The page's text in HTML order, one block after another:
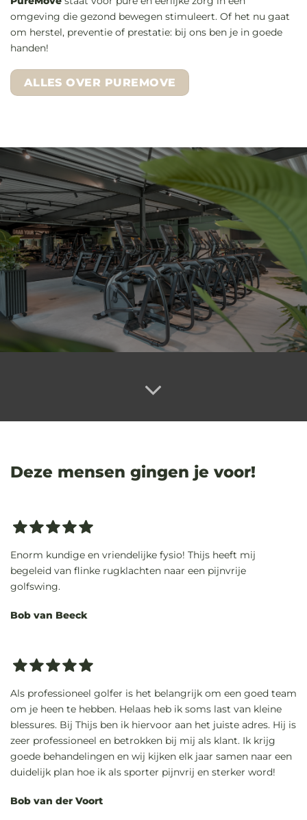
omgeving die gezond bewegen stimuleert. Of het nu gaat
om herstel, preventie of prestatie: bij ons ben je in goede
handen!
ALLES OVER PUREMOVE
Deze mensen gingen je voor!
Enorm kundige en vriendelijke fysio! Thijs heeft mij
begeleid van flinke rugklachten naar een pijnvrije
golfswing.
Bob van Beeck
Als professioneel golfer is het belangrijk om een goed team
om je heen te hebben. Helaas heb ik soms last van kleine
blessures. Bij Thijs ben ik hiervoor aan het juiste adres. Hij is
zeer professioneel en betrokken bij mij als klant. Ik krijg
goede behandelingen en wij kijken elk jaar samen naar een
duidelijk plan hoe ik als sporter pijnvrij en sterker word!
Bob van der Voort